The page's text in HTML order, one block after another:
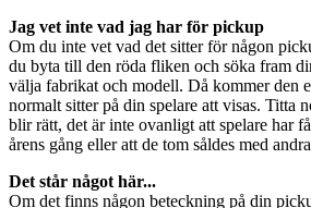
Jag vet inte vad jag har för pickup
Om du inte vet vad det sitter för någon
du byta till den röda fliken och söka fram
välja fabrikat och modell. Då kommer den
normalt sitter på din spelare att visas. Titta
blir rätt, det är inte ovanligt att spelare har
årens gång eller att de tom såldes med
Det står något här...
Om det finns någon beteckning på din